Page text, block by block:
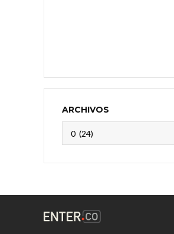
ARCHIVOS